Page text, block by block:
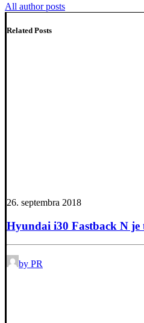
All author posts
Related Posts
26. septembra 2018
Hyundai i30 Fastback N je
by PR